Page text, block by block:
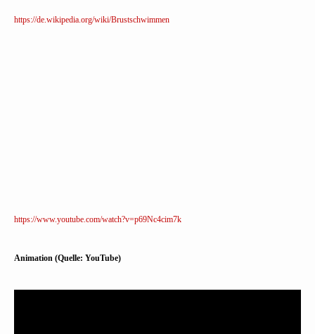
https://de.wikipedia.org/wiki/Brustschwimmen
https://www.youtube.com/watch?v=p69Nc4cim7k
Animation (Quelle: YouTube)